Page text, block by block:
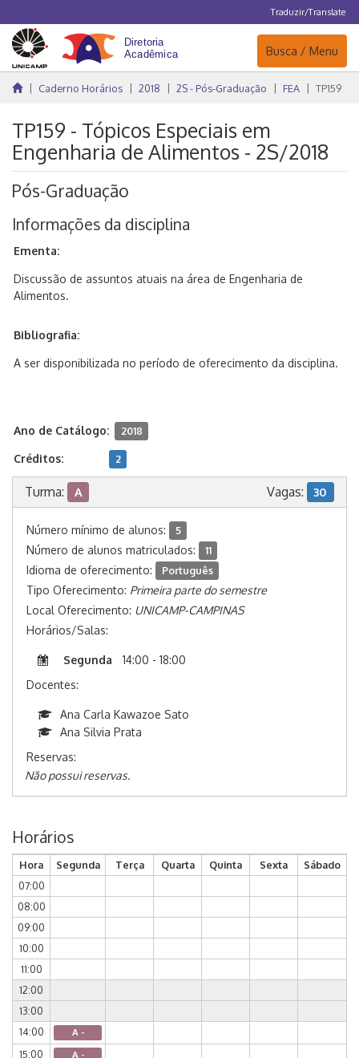
Traduzir/Translate
Navegação
Busca / Menu
Caderno Horários 2018 2S - Pós-Graduação FEA TP159
TP159 - Tópicos Especiais em
Engenharia de Alimentos - 2S/2018
Pós-Graduação
Informações da disciplina
Ementa:
Discussão de assuntos atuais na área de Engenharia de
Alimentos.
Bibliografia:
A ser disponibilizada no período de oferecimento da disciplina.
Ano de Catálogo: 2018
Créditos: 2
Turma: A Vagas: 30
Número mínimo de alunos: 5
Número de alunos matriculados: 11
Idioma de oferecimento: Português
Tipo Oferecimento: Primeira parte do semestre
Local Oferecimento: UNICAMP-CAMPINAS
Horários/Salas:
Segunda
14:00 - 18:00
Docentes:
Ana Carla Kawazoe Sato
Ana Silvia Prata
Reservas:
Não possui reservas.
Horários
Hora Segunda Terça Quarta Quinta Sexta
Sábado
07:00
08:00
09:00
10:00
11:00
12:00
13:00
14:00
A -
15:00 A -